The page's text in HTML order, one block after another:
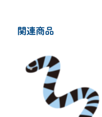
関連商品